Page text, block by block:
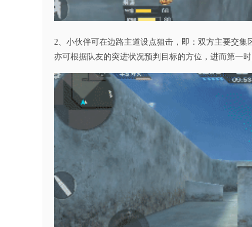
2、小伙伴可在边路主道设点狙击，即：双方主要交
亦可根据队友的突进状况预判目标的方位，进而第一时